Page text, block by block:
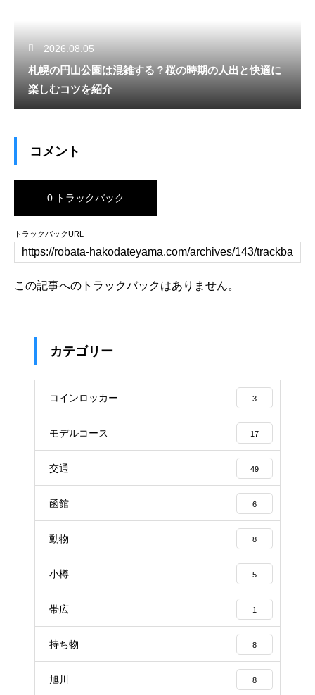
2026.08.05
札幌の円山公園は混雑する？桜の時期の人出と快適に
楽しむコツを紹介
コメント
0 トラックバック
トラックバックURL
この記事へのトラックバックはありません。
カテゴリー
コインロッカー 3
モデルコース 17
交通 49
函館 6
動物 8
小樽 5
帯広 1
持ち物 8
旭川 8